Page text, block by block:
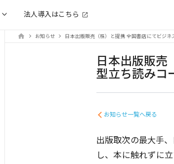
法人導入はこちら
お知らせ 日本出版販売（株）と提携 全国書店にてビジ
日本出版販売
型立ち読みコ
お知らせ一覧へ戻る
出版取次の最大手
し、本に触れずに